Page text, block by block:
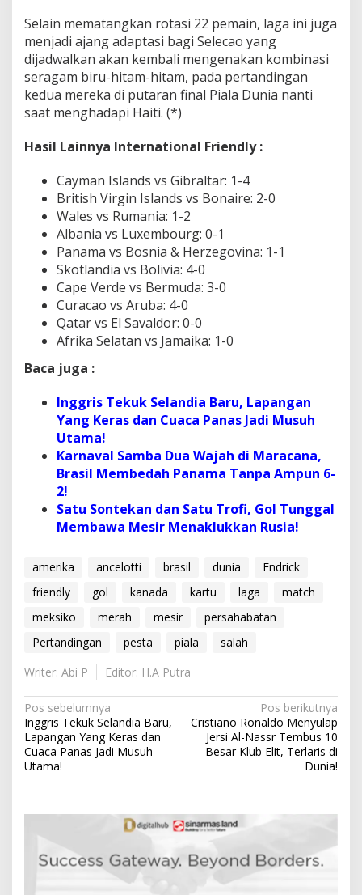
Selain mematangkan rotasi 22 pemain, laga ini juga
menjadi ajang adaptasi bagi Selecao yang
dijadwalkan akan kembali mengenakan kombinasi
seragam biru-hitam-hitam, pada pertandingan
kedua mereka di putaran final Piala Dunia nanti
saat menghadapi Haiti. (*)
Hasil Lainnya International Friendly :
Cayman Islands vs Gibraltar: 1-4
British Virgin Islands vs Bonaire: 2-0
Wales vs Rumania: 1-2
Albania vs Luxembourg: 0-1
Panama vs Bosnia & Herzegovina: 1-1
Skotlandia vs Bolivia: 4-0
Cape Verde vs Bermuda: 3-0
Curacao vs Aruba: 4-0
Qatar vs El Savaldor: 0-0
Afrika Selatan vs Jamaika: 1-0
Baca juga :
Inggris Tekuk Selandia Baru, Lapangan
Yang Keras dan Cuaca Panas Jadi Musuh
Utama!
Karnaval Samba Dua Wajah di Maracana,
Brasil Membedah Panama Tanpa Ampun 6-
2!
Satu Sontekan dan Satu Trofi, Gol Tunggal
Membawa Mesir Menaklukkan Rusia!
amerika ancelotti brasil dunia
Endrick
friendly
gol kanada kartu laga
match
meksiko
merah mesir
persahabatan
Pertandingan
pesta piala
salah
Writer: Abi P
Editor: H.A Putra
N
a
v
Pos sebelumnya
Inggris Tekuk Selandia Baru,
Lapangan Yang Keras dan
Cuaca Panas Jadi Musuh
Utama!
Pos berikutnya
Cristiano Ronaldo Menyulap
Jersi Al-Nassr Tembus 10
Besar Klub Elit, Terlaris di
Dunia!